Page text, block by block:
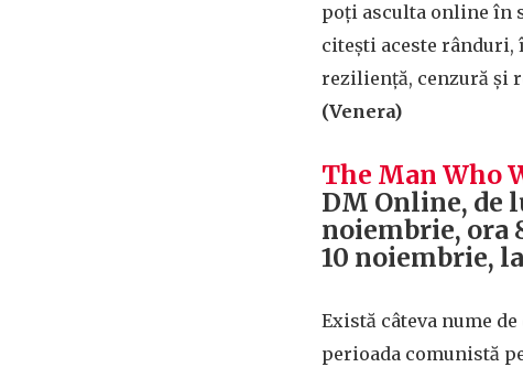
poți asculta online în
citești aceste
reziliență, cenzură și
(Venera)
The Man Who
DM Online, de
noiembrie, ora
10 noiembrie,
Există câteva nume
perioada comunistă